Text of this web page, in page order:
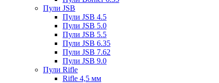
Пули JSB
Пули JSB 4.5
Пули JSB 5.0
Пули JSB 5.5
Пули JSB 6.35
Пули JSB 7.62
Пули JSB 9.0
Пули Rifle
Rifle 4,5 мм